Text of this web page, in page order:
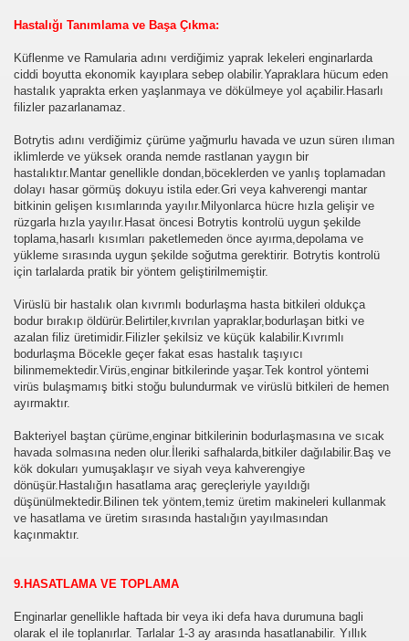
Hastalığı Tanımlama ve Başa Çıkma:
Küflenme ve Ramularia adını verdiğimiz yaprak lekeleri enginarlarda
ciddi boyutta ekonomik kayıplara sebep olabilir.Yapraklara hücum eden
hastalık yaprakta erken yaşlanmaya ve dökülmeye yol açabilir.Hasarlı
filizler pazarlanamaz.
Botrytis adını verdiğimiz çürüme yağmurlu havada ve uzun süren ılıman
iklimlerde ve yüksek oranda nemde rastlanan yaygın bir
hastalıktır.Mantar genellikle dondan,böceklerden ve yanlış toplamadan
dolayı hasar görmüş dokuyu istila eder.Gri veya kahverengi mantar
bitkinin gelişen kısımlarında yayılır.Milyonlarca hücre hızla gelişir ve
rüzgarla hızla yayılır.Hasat öncesi Botrytis kontrolü uygun şekilde
toplama,hasarlı kısımları paketlemeden önce ayırma,depolama ve
yükleme sırasında uygun şekilde soğutma gerektirir. Botrytis kontrolü
için tarlalarda pratik bir yöntem geliştirilmemiştir.
Virüslü bir hastalık olan kıvrımlı bodurlaşma hasta bitkileri oldukça
bodur bırakıp öldürür.Belirtiler,kıvrılan yapraklar,bodurlaşan bitki ve
azalan filiz üretimidir.Filizler şekilsiz ve küçük kalabilir.Kıvrımlı
bodurlaşma Böcekle geçer fakat esas hastalık taşıyıcı
bilinmemektedir.Virüs,enginar bitkilerinde yaşar.Tek kontrol yöntemi
virüs bulaşmamış bitki stoğu bulundurmak ve virüslü bitkileri de hemen
ayırmaktır.
Bakteriyel baştan çürüme,enginar bitkilerinin bodurlaşmasına ve sıcak
havada solmasına neden olur.İleriki safhalarda,bitkiler dağılabilir.Baş ve
kök dokuları yumuşaklaşır ve siyah veya kahverengiye
dönüşür.Hastalığın hasatlama araç gereçleriyle yayıldığı
düşünülmektedir.Bilinen tek yöntem,temiz üretim makineleri kullanmak
ve hasatlama ve üretim sırasında hastalığın yayılmasından
kaçınmaktır.
9.HASATLAMA VE TOPLAMA
Enginarlar genellikle haftada bir veya iki defa hava durumuna bagli
olarak el ile toplanırlar. Tarlalar 1-3 ay arasında hasatlanabilir. Yıllık